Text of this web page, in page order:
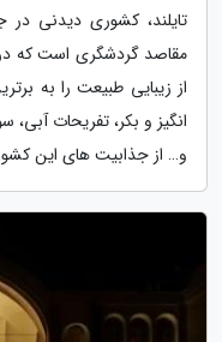
تایلند، کشوری دیدنی
مقاصد گردشگری است که
از زیبایی طبیعت را به
انگیز و بکر، تفریحات آبی،
و… از جذابیت های این